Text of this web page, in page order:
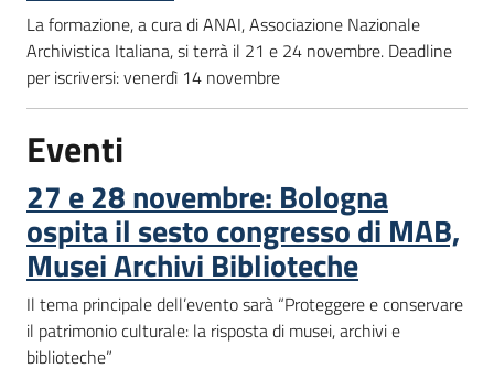
La formazione, a cura di ANAI, Associazione Nazionale
Archivistica Italiana, si terrà il 21 e 24 novembre. Deadline
per iscriversi: venerdì 14 novembre
Eventi
27 e 28 novembre: Bologna
ospita il sesto congresso di MAB,
Musei Archivi Biblioteche
Il tema principale dell’evento sarà “Proteggere e conservare
il patrimonio culturale: la risposta di musei, archivi e
biblioteche”